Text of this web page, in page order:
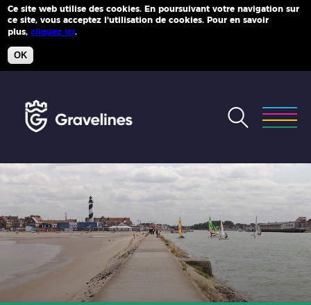
Ce site web utilise des cookies. En poursuivant votre navigation sur
ce site, vous acceptez l'utilisation de cookies. Pour en savoir
plus,cliquez ici.
OK